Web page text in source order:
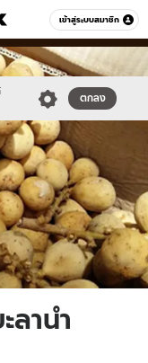
เข้าสู่ระบบสมาชิก
หมวดอื่นๆ
ตกลง
านำ